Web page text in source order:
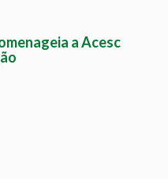
a Acesc